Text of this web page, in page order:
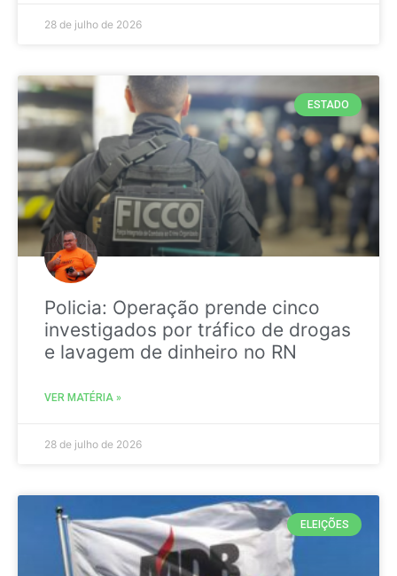
28 de julho de 2026
ESTADO
Policia: Operação prende cinco
investigados por tráfico de drogas
e lavagem de dinheiro no RN
VER MATÉRIA »
28 de julho de 2026
ELEIÇÕES